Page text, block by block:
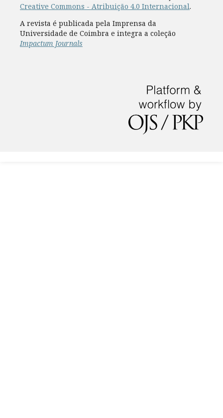
Creative Commons - Atribuição 4.0 Internacional.
A revista é publicada pela Imprensa da
Universidade de Coimbra e integra a coleção
Impactum Journals